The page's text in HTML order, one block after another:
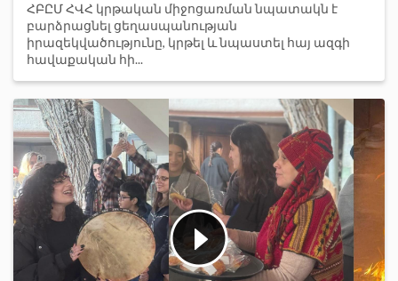
ՀԲԸՄ ՀՎՀ կրթական միջոցառման նպատակն է
բարձրացնել ցեղասպանության
իրազեկվածությունը, կրթել և նպաստել հայ ազգի
հավաքական հի...